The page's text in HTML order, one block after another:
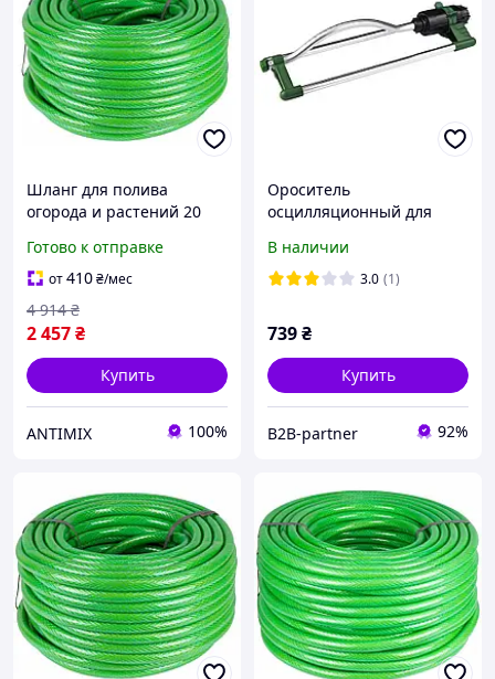
Шланг для полива
огорода и растений 20
орошения
армированный садовый
для сада 3/4 дюйма
качественный
Готово к отправке
от410₴/мес
2 457₴
4 914 ₴
Купить
ANTIMIX 100%
Ороситель
осцилляционный для
газона (17 отверстий, Н-
образная база, металл)
В наличии
3.0 (1)
739₴
Купить
B2B-partner 92%